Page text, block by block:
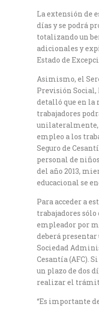
La extensión de
días y se podrá
totalizando un
adicionales y
Estado de
Asimismo, el
Previsión
detalló que en la
trabajadores
unilateralmente,
empleo a los
Seguro de
personal de
del año 2013,
educacional se
Para acceder a
trabajadores
empleador por
deberá
Sociedad
Cesantía (AFC).
un plazo de dos
realizar el
“Es importante